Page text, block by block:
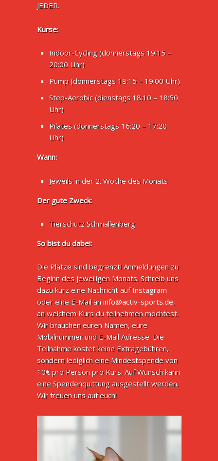
JEDER.
Kurse:
Indoor-Cycling (donnerstags 19:15 –
20:00 Uhr)
Pump (donnerstags 18:15 – 19:00 Uhr)
Step-Aerobic (dienstags 18:10 – 18:50
Uhr)
Pilates (donnerstags 16:20 – 17:20
Uhr)
Wann:
Jeweils in der 2. Woche des Monats
Der gute Zweck:
Tierschutz Schmallenberg
So bist du dabei:
Die Plätze sind begrenzt! Anmeldungen zu
Beginn des jeweiligen Monats. Schreib uns
dazu kurz eine Nachricht aufInstagram
oder eine E-Mail aninfo@activ-sports.de,
an welchem Kurs du teilnehmen möchtest.
Wir brauchen euren Namen, eure
Mobilnummer und E-Mail Adresse. Die
Teilnahme kostet keine Extragebühren,
sondern lediglich eine Mindestspende von
10€ pro Person pro Kurs. Auf Wunsch kann
eine Spendenquittung ausgestellt werden.
Wir freuen uns auf euch!